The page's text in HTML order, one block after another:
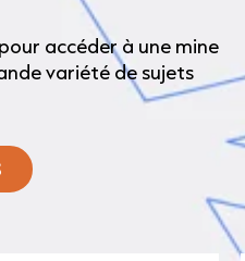
accéder à une mine
variété de sujets